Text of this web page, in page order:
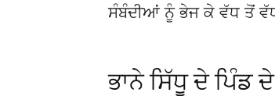
ਸੰਬੰਦੀਆਂ ਨੂੰ ਭੇਜ ਕੇ ਵੱਧ ਤੋਂ
ਭਾਨੇ ਸਿੱਧੂ ਦੇ ਪਿੰਡ